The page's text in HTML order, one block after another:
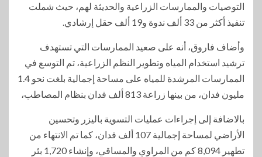
التوصيات والممارسات الزراعية والحديثة لهم، حيث شملت
تنفيذ أكثر من 33 ألف ندوة و19 ألف حقل إرشادي.
وأضاف فاروق، أنه على صعيد الممارسات التي تستهدف
ترشيد استخدام المياه وتطوير النظم الزراعية، تم التوسع في
الممارسات المرشدة للمياه على مساحة إجمالية بلغت نحو 1.4
مليون فدان، من بينها زراعة 813 ألف فدان بنظام المصاطب،
بالاضافة إلى إجراءات عمليات التسوية باليزر وتحسين
الأراضي لمساحة إجمالية 107 ألف فدان، كما تم الانتهاء من
تطهير 8,094 كم من المراوي والمساقي، وإنشاء 1,720 بئر